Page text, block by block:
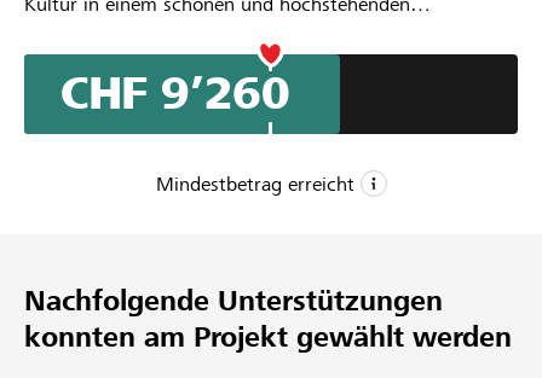
Männern einen Zugang zu diesem Kulturgut. Im Jahr
2025 haben wir für die Teilnahme am Bernisch-
Kantonalen Jodlerfest an der Lenk den ersten Teil unserer
Gürtel. Wir wollen nun unsere Tracht vervollständigen
und ein schönes Gilet anschaffen, damit wir für die
CHF 9’260
Mindestbetrag erreicht
CHF 14’400
Wunschbetrag
Nachfolgende Unterstützungen
konnten am Projekt gewählt werden